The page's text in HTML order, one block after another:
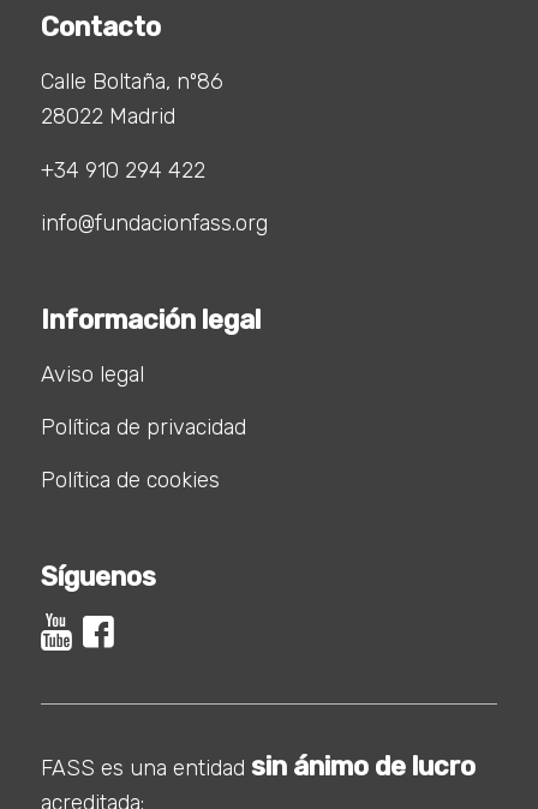
Contacto
Calle Boltaña, nº86
28022 Madrid
+34 910 294 422
info@fundacionfass.org
Información legal
Aviso legal
Política de privacidad
Política de cookies
Síguenos
FASS es una entidad sin ánimo de lucro
acreditada: